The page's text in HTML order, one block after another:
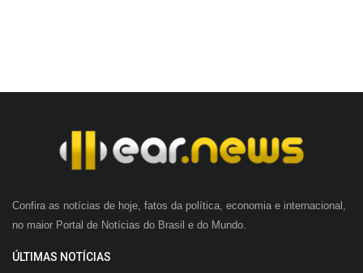
Confira as notícias de hoje, fatos da política, economia e internacional,
no maior Portal de Notícias do Brasil e do Mundo.
ÚLTIMAS NOTÍCIAS